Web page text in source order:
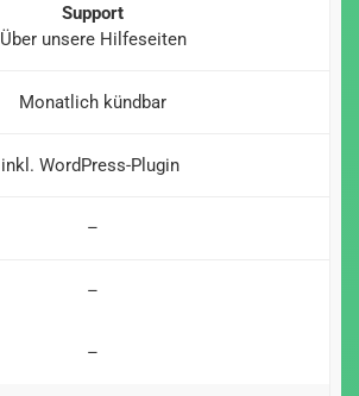
Support
Über unsere Hilfeseiten
Monatlich kündbar
inkl. WordPress-Plugin
–
–
–